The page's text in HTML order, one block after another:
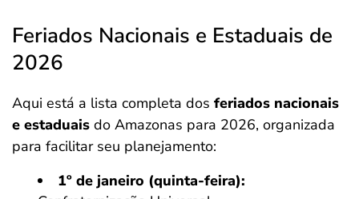
Feriados Nacionais e Estaduais de
2026
Aqui está a lista completa dos feriados nacionais
e estaduais do Amazonas para 2026, organizada
para facilitar seu planejamento:
1º de janeiro (quinta-feira):